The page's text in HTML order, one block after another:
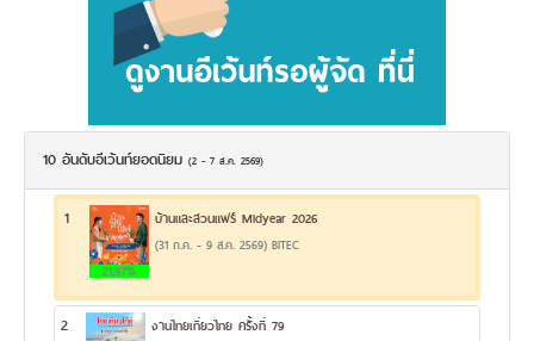
10 อันดับอีเว้นท์ยอดนิยม (2 - 7 ส.ค. 2569)
1
21.97%
บ้านและสวนแฟร์ Midyear 2026
(31 ก.ค. - 9 ส.ค. 2569) BITEC
2 งานไทยเที่ยวไทย ครั้งที่ 79